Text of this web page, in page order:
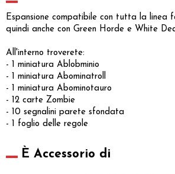
Espansione compatibile con tutta la linea
quindi anche con Green Horde e White
All'interno troverete:
- 1 miniatura Ablobminio
- 1 miniatura Abominatroll
- 1 miniatura Abominotauro
- 12 carte Zombie
- 10 segnalini parete sfondata
- 1 foglio delle regole
È Accessorio di